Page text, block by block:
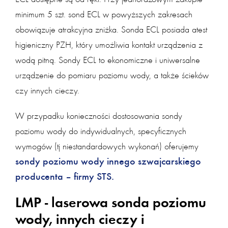
minimum 5 szt. sond ECL w powyższych zakresach
obowiązuje atrakcyjna zniżka. Sonda ECL posiada atest
higieniczny PZH, który umożliwia kontakt urządzenia z
wodą pitną. Sondy ECL to ekonomiczne i uniwersalne
urządzenie do pomiaru poziomu wody, a także ścieków
czy innych cieczy.
W przypadku konieczności dostosowania sondy
poziomu wody do indywidualnych, specyficznych
wymogów (tj niestandardowych wykonań) oferujemy
sondy poziomu wody innego szwajcarskiego
producenta – firmy STS.
LMP - laserowa sonda poziomu
wody, innych cieczy i